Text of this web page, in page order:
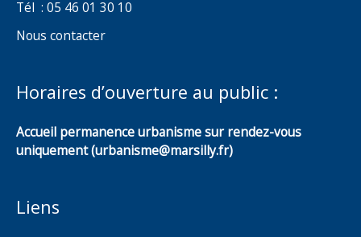
Tél : 05 46 01 30 10
Nous contacter
Horaires d’ouverture au public :
Accueil permanence urbanisme sur rendez-vous
uniquement (urbanisme@marsilly.fr)
Liens